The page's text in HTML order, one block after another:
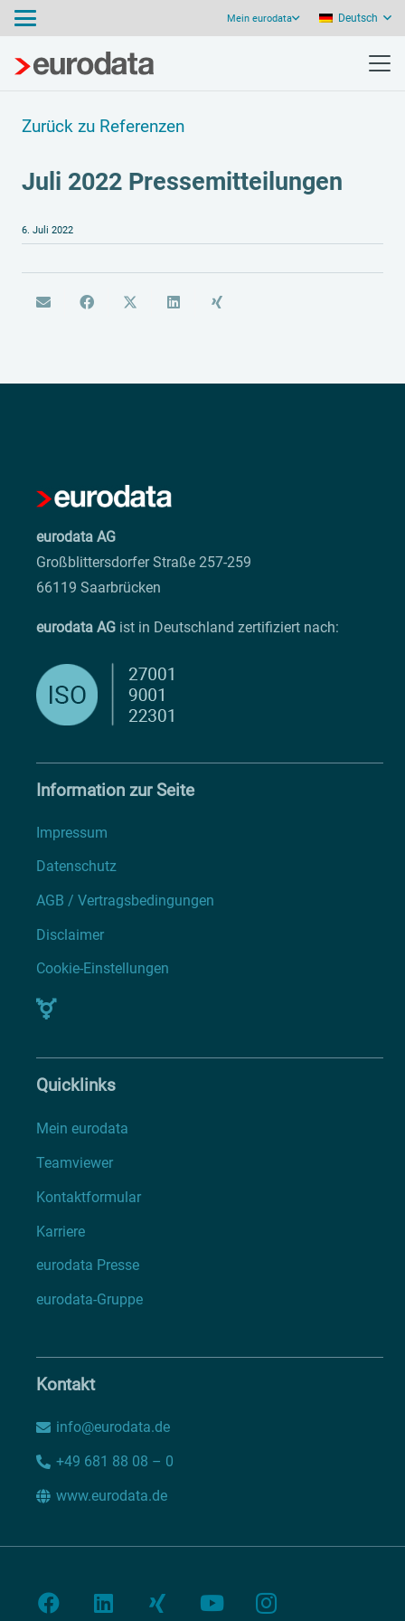
Mein eurodata Deutsch
Zurück zu Referenzen
Juli 2022 Pressemitteilungen
6. Juli 2022
eurodata AG
Großblittersdorfer Straße 257-259
66119 Saarbrücken
eurodata AG ist in Deutschland zertifiziert nach:
Information zur Seite
Impressum
Datenschutz
AGB / Vertragsbedingungen
Disclaimer
Cookie-Einstellungen
Quicklinks
Mein eurodata
Teamviewer
Kontaktformular
Karriere
eurodata Presse
eurodata-Gruppe
Kontakt
info@eurodata.de
+49 681 88 08 – 0
www.eurodata.de